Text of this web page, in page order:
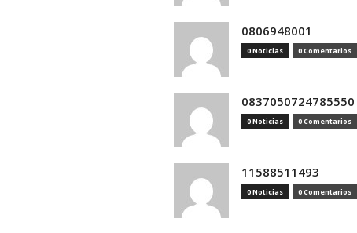
0806948001
0 Noticias 0 Comentarios
0837050724785550
0 Noticias 0 Comentarios
11588511493
0 Noticias 0 Comentarios